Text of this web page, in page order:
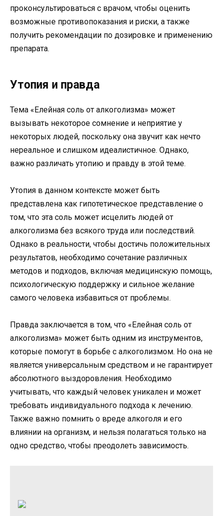
проконсультироваться с врачом, чтобы оценить
возможные противопоказания и риски, а также
получить рекомендации по дозировке и применению
препарата.
Утопия и правда
Тема «Елейная соль от алкоголизма» может
вызывать некоторое сомнение и неприятие у
некоторых людей, поскольку она звучит как нечто
нереальное и слишком идеалистичное. Однако,
важно различать утопию и правду в этой теме.
Утопия в данном контексте может быть
представлена как гипотетическое представление о
том, что эта соль может исцелить людей от
алкоголизма без всякого труда или последствий.
Однако в реальности, чтобы достичь положительных
результатов, необходимо сочетание различных
методов и подходов, включая медицинскую помощь,
психологическую поддержку и сильное желание
самого человека избавиться от проблемы.
Правда заключается в том, что «Елейная соль от
алкоголизма» может быть одним из инструментов,
которые помогут в борьбе с алкоголизмом. Но она не
является универсальным средством и не гарантирует
абсолютного выздоровления. Необходимо
учитывать, что каждый человек уникален и может
требовать индивидуального подхода к лечению.
Также важно помнить о вреде алкоголя и его
влиянии на организм, и нельзя полагаться только на
одно средство, чтобы преодолеть зависимость.